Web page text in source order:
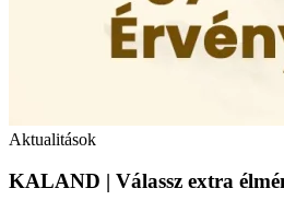
Aktualitások
KALAND | Válassz extra